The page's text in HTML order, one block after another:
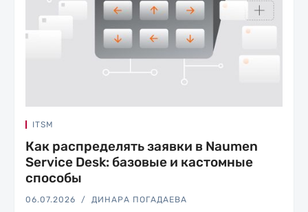
ITSM
Как распределять заявки в Naumen
Service Desk: базовые и кастомные
способы
06.07.2026 ДИНАРА ПОГАДАЕВА